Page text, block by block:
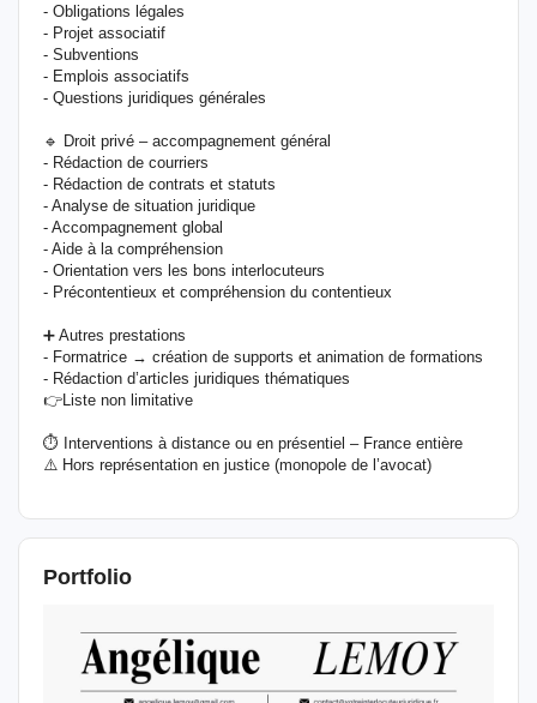
- Obligations légales
- Projet associatif
- Subventions
- Emplois associatifs
- Questions juridiques générales
🔹 Droit privé – accompagnement général
- Rédaction de courriers
- Rédaction de contrats et statuts
- Analyse de situation juridique
- Accompagnement global
- Aide à la compréhension
- Orientation vers les bons interlocuteurs
- Précontentieux et compréhension du contentieux
➕ Autres prestations
- Formatrice → création de supports et animation de formations
- Rédaction d’articles juridiques thématiques
👉Liste non limitative
⏱️ Interventions à distance ou en présentiel – France entière
⚠️ Hors représentation en justice (monopole de l’avocat)
Portfolio